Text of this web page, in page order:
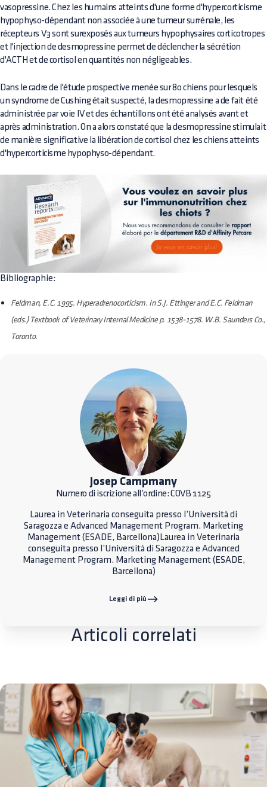
vasopressine. Chez les humains atteints d'une forme d'hypercorticisme
hypophyso-dépendant non associée à une tumeur surrénale, les
récepteurs V3 sont surexposés aux tumeurs hypophysaires corticotropes
et l'injection de desmopressine permet de déclencher la sécrétion
d'ACTH et de cortisol en quantités non négligeables.
Dans le cadre de l'étude prospective menée sur 80 chiens pour lesquels
un syndrome de Cushing était suspecté, la desmopressine a de fait été
administrée par voie IV et des échantillons ont été analysés avant et
après administration. On a alors constaté que la desmopressine stimulait
de manière significative la libération de cortisol chez les chiens atteints
d'hypercorticisme hypophyso-dépendant.
Bibliographie:
Feldman, E.C. 1995. Hyperadrenocorticism. In S.J. Ettinger and E.C. Feldman
(eds.) Textbook of Veterinary Internal Medicine p. 1538-1578. W.B. Saunders Co.,
Toronto.
Josep Campmany
Numero di iscrizione all’ordine: COVB 1125
Laurea in Veterinaria conseguita presso l’Università di
Saragozza e Advanced Management Program. Marketing
Management (ESADE, Barcellona)Laurea in Veterinaria
conseguita presso l’Università di Saragozza e Advanced
Management Program. Marketing Management (ESADE,
Barcellona)
Leggi di più
Articoli correlati